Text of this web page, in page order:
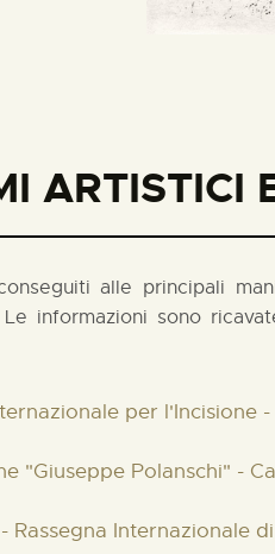
ARTISTICI
alle principali
informazioni sono
per l'Incisione
"Giuseppe Polanschi" -
Internazionale